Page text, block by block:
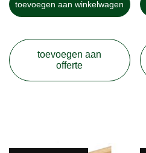
toevoegen aan winkelwagen
toevoegen aan
offerte